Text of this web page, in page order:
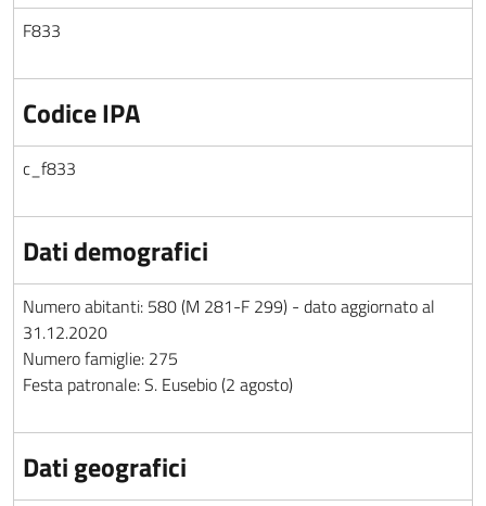
F833
Codice IPA
c_f833
Dati demografici
Numero abitanti: 580 (M 281-F 299) - dato aggiornato al
31.12.2020
Numero famiglie: 275
Festa patronale: S. Eusebio (2 agosto)
Dati geografici